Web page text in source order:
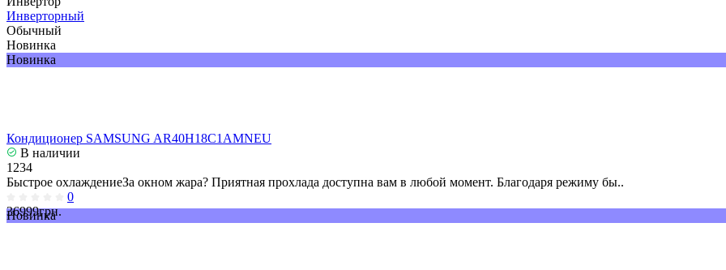
Инверторный
Обычный
Новинка
Новинка
Кондиционер SAMSUNG AR40H18C1AMNEU
В наличии
1234
Быстрое охлаждениеЗа окном жара? Приятная прохлада доступна вам в любой момент. Благодаря режиму бы..
0
36999грн.
Новинка